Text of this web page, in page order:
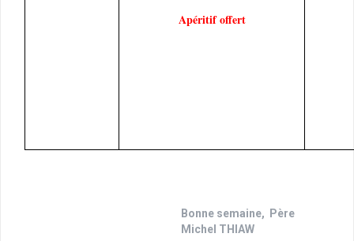
Apéritif offert
Bonne semaine, Père
Michel THIAW